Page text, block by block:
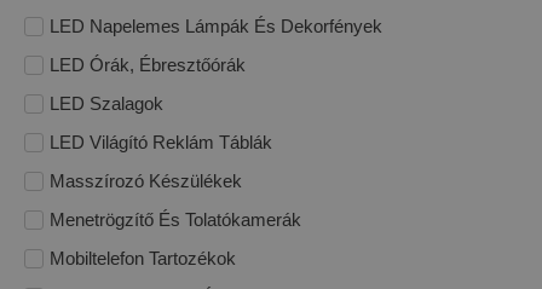
LED Napelemes Lámpák És Dekorfények
LED Órák, Ébresztőórák
LED Szalagok
LED Világító Reklám Táblák
Masszírozó Készülékek
Menetrögzítő És Tolatókamerák
Mobiltelefon Tartozékok